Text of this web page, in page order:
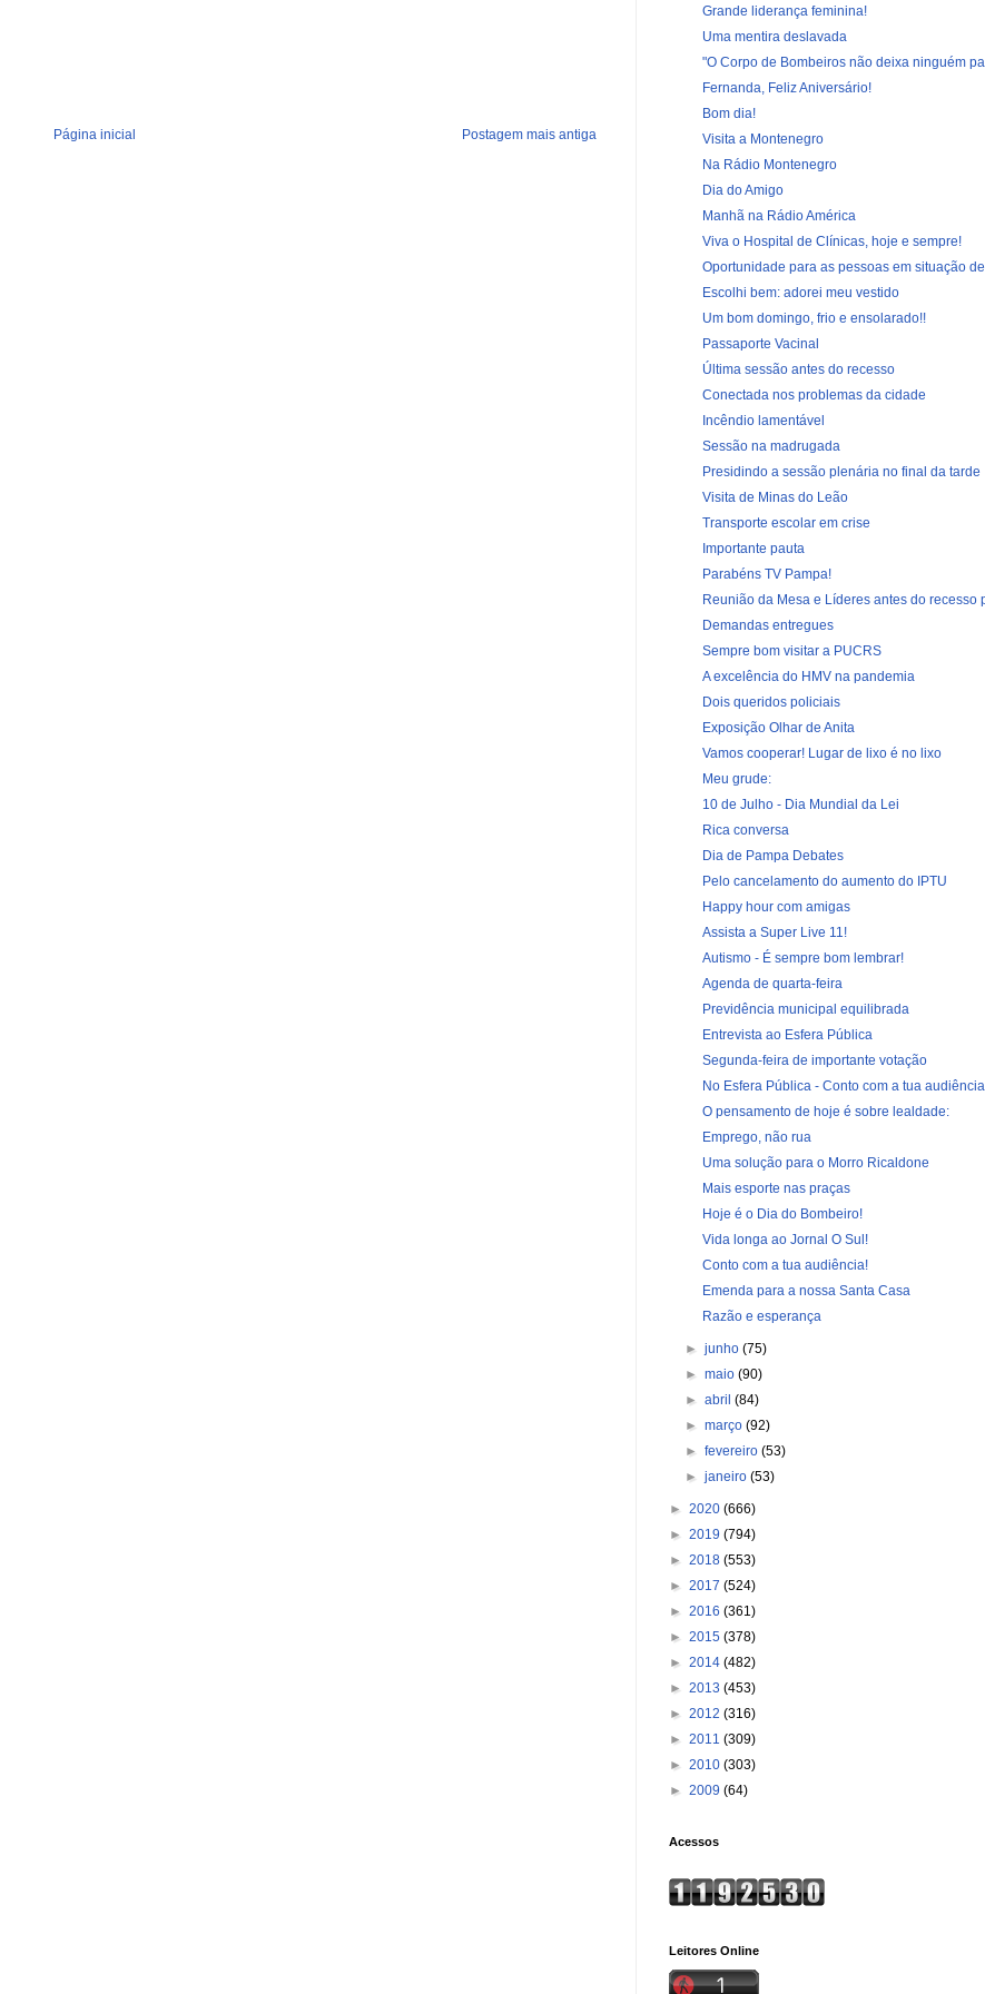
Postagem mais antiga
Página inicial
Grande liderança feminina!
Uma mentira deslavada
"O Corpo de Bombeiros não deixa ninguém
Fernanda, Feliz Aniversário!
Bom dia!
Visita a Montenegro
Na Rádio Montenegro
Dia do Amigo
Manhã na Rádio América
Viva o Hospital de Clínicas, hoje e sempre!
Oportunidade para as pessoas em situação
Escolhi bem: adorei meu vestido
Um bom domingo, frio e ensolarado!!
Passaporte Vacinal
Última sessão antes do recesso
Conectada nos problemas da cidade
Incêndio lamentável
Sessão na madrugada
Presidindo a sessão plenária no final da tarde
Visita de Minas do Leão
Transporte escolar em crise
Importante pauta
Parabéns TV Pampa!
Reunião da Mesa e Líderes antes do recesso
Demandas entregues
Sempre bom visitar a PUCRS
A excelência do HMV na pandemia
Dois queridos policiais
Exposição Olhar de Anita
Vamos cooperar! Lugar de lixo é no lixo
Meu grude:
10 de Julho - Dia Mundial da Lei
Rica conversa
Dia de Pampa Debates
Pelo cancelamento do aumento do IPTU
Happy hour com amigas
Assista a Super Live 11!
Autismo - É sempre bom lembrar!
Agenda de quarta-feira
Previdência municipal equilibrada
Entrevista ao Esfera Pública
Segunda-feira de importante votação
No Esfera Pública - Conto com a tua
O pensamento de hoje é sobre lealdade:
Emprego, não rua
Uma solução para o Morro Ricaldone
Mais esporte nas praças
Hoje é o Dia do Bombeiro!
Vida longa ao Jornal O Sul!
Conto com a tua audiência!
Emenda para a nossa Santa Casa
Razão e esperança
►junho(75)
►maio(90)
►abril(84)
►março(92)
►fevereiro(53)
►janeiro(53)
► 2020 (666)
► 2019 (794)
► 2018 (553)
► 2017 (524)
► 2016 (361)
► 2015 (378)
► 2014 (482)
► 2013 (453)
► 2012 (316)
► 2011 (309)
► 2010 (303)
► 2009 (64)
Acessos
Leitores Online